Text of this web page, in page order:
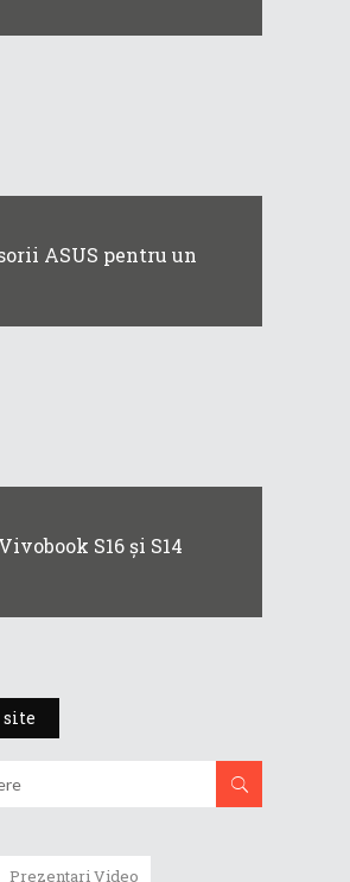
ASUS pentru un
S16 și S14
site
Prezentari Video